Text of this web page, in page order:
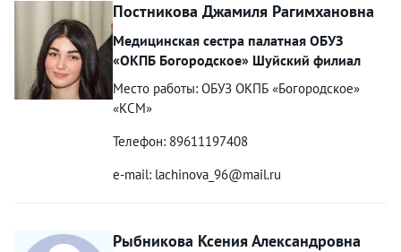
Постникова Джамиля Рагимхановна
Медицинская сестра палатная ОБУЗ
«ОКПБ Богородское» Шуйский филиал
Место работы: ОБУЗ ОКПБ «Богородское»
«КСМ»
Телефон: 89611197408
e-mail: lachinova_96@mail.ru
Рыбникова Ксения Александровна